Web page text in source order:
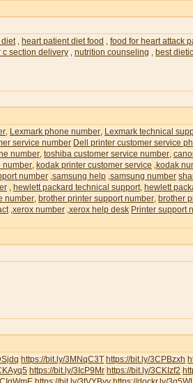
diet, heart patient diet food food for heart attack
c section delivery nutrition counseling best
Lexmark phone number Lexmark technical
service number Dell printer customer service
number toshiba customer service number
number kodak printer customer service kodak
number samsung help samsung number
hewlett packard technical support hewlett
number brother printer support number brother
xerox number xerox help desk Printer support
https://bit.ly/3MNqC3T https://bit.ly/3CPBzxh
https://bit.ly/3IcP9Mr https://bit.ly/3CKIzf2